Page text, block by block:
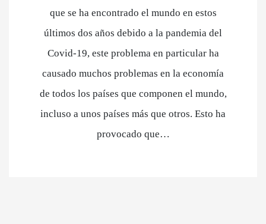
que se ha encontrado el mundo en estos
últimos dos años debido a la pandemia del
Covid-19, este problema en particular ha
causado muchos problemas en la economía
de todos los países que componen el mundo,
incluso a unos países más que otros. Esto ha
provocado que…